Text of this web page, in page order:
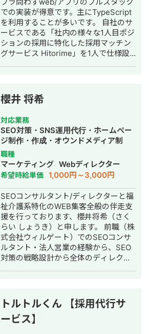
R7oiw/edit?usp=sharing 合同会社TIM
のホームページはこちら https://tim-
service.jp/
での実装が得意です。主にTypeScript
を利用することが多いです。 自社のサ
ービスである「社内の様々な1人目ポジ
ションの採用に特化した採用マッチン
グサービス Hitorime」を1人で仕様設
などを対応いたしました。この経験か
ら、事業を進めるおける「売るものを
決める・作る・売る/広める」の工程全
ての解像度がある程度高いので、様々
なポジションの方との連携がとりやす
いです。 現在はHitorimeは2026年5月
末時点でリリース1年半で累計企業導入
社数100社、累計求職者登録数1,000名
を迎えております。 大学院と新卒の会
社にてPytorchなどを用いて機械学習モ
デル（主に動画生成・画像内物体検
知）の構築・データクレンジング・モ
デル改善などを1から実装した経験もあ
るので、機械学習における解像度が比
較的高いと思います。 今後やりたいこ
ととしては自社だから、自分だからこ
そ生み出せる世の中に求められるプロ
ダクトをAIを適切にフル活用し1人称で
オートメーションを使い、Notion・
Slack・各種AIツールを連携させ、様々
な業務を自動化させることが増えてき
櫻井 将希
対応業務
SEO対策・SNS運用代行・ホームペー
ジ制作・作成・オウンドメディア制
作・構築・運用代行・採用代行
職種
マーケティング Webディレクター
希望時給単価 1,000円～3,000円
SEOコンサルタント/ディレクターと福
祉介護系特化のWEB集客全般の伴走支
援を行っております、櫻井将希（さく
らい しょうき）と申します。 前職（株
式会社ウィルゲート）でのSEOコンサ
ルタント・法人営業の経験から、SEO
対策の戦略設計から全体のディレクシ
など、SEO全般の支援が可能です。
▼SEO実績 金融系サービスにて、SEO
メディアを新規立ち上げ、約400本の
トルトルくん 【採用代行サ
ービス】